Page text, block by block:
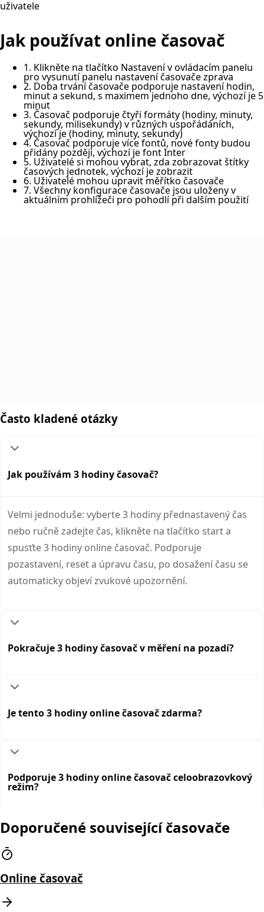
uživatele
Jak používat online časovač
1. Klikněte na tlačítko Nastavení v ovládacím panelu
pro vysunutí panelu nastavení časovače zprava
2. Doba trvání časovače podporuje nastavení hodin,
minut a sekund, s maximem jednoho dne, výchozí je 5
minut
3. Časovač podporuje čtyři formáty (hodiny, minuty,
sekundy, milisekundy) v různých uspořádáních,
výchozí je (hodiny, minuty, sekundy)
4. Časovač podporuje více fontů, nové fonty budou
přidány později, výchozí je font Inter
5. Uživatelé si mohou vybrat, zda zobrazovat štítky
časových jednotek, výchozí je zobrazit
6. Uživatelé mohou upravit měřítko časovače
7. Všechny konfigurace časovače jsou uloženy v
aktuálním prohlížeči pro pohodlí při dalším použití
Často kladené otázky
Jak používám 3 hodiny časovač?
Velmi jednoduše: vyberte 3 hodiny přednastavený čas
nebo ručně zadejte čas, klikněte na tlačítko start a
spusťte 3 hodiny online časovač. Podporuje
pozastavení, reset a úpravu času, po dosažení času se
automaticky objeví zvukové upozornění.
Pokračuje 3 hodiny časovač v měření na pozadí?
Je tento 3 hodiny online časovač zdarma?
Podporuje 3 hodiny online časovač celoobrazovkový
režim?
Doporučené související časovače
Online časovač